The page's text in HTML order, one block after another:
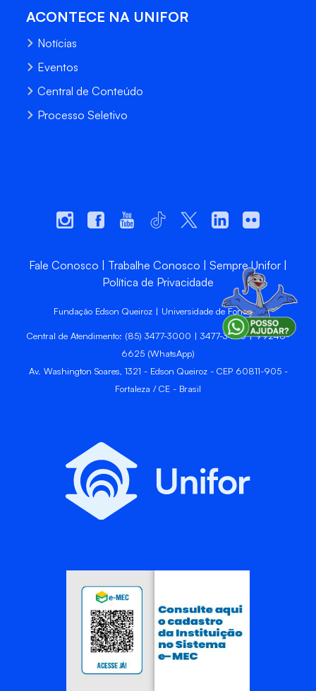
ACONTECE NA UNIFOR
Notícias
Eventos
Central de Conteúdo
Processo Seletivo
Fale Conosco Trabalhe Conosco
Sempre Unifor
Política de Privacidade
Fundação Edson Queiroz | Universidade de Fortaleza
Central de Atendimento: (85) 3477-3000 | 3477-3400 | 99246-
6625 (WhatsApp)
Av. Washington Soares, 1321 - Edson Queiroz - CEP 60811-905 -
Fortaleza / CE - Brasil